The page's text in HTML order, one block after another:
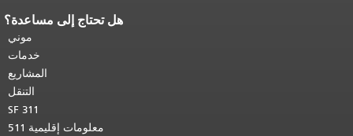
هل تحتاج إلى مساعدة؟
موني
خدمات
المشاريع
التنقل
SF 311
معلومات إقليمية 511